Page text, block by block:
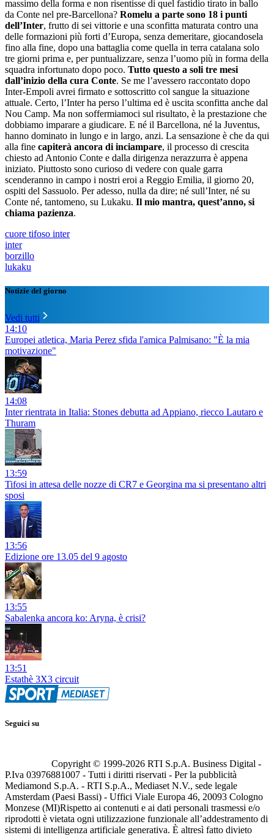
massimo della forma e non risentisse di quel fastidio tirato in ballo
da Conte nel pre-Barcellona? Romelu a parte sono 18 i punti
dell’Inter, frutto di sei vittorie e una sconfitta maturata contro una
delle formazioni più forti d’Europa, senza demeritare, giocandosela
fino alla fine, dopo una battaglia come quella in terra catalana solo
tre giorni prima e, per puntualizzare, senza l’uomo più in forma della
squadra infortunato dopo poco. Tutto questo a soli tre mesi
dall’inizio della cura Conte. Se me l’avessero raccontato dopo
Inter-Empoli avrei firmato e sottoscritto col sangue la situazione
attuale. Certo, l’Inter ha perso l’ultima ed è uscita sconfitta anche dal
Nou Camp. Ma non soffermiamoci sul risultato, è la prestazione che
dobbiamo imparare a giudicare. E né il Barcellona, né la Juventus,
hanno dominato in lungo e in largo, anzi. La sensazione è che da qui
alla fine capiterà ancora di inciampare, il processo di crescita
chiesto ad Antonio Conte e dalla dirigenza nerazzurra è appena
iniziato. Piuttosto sono curioso di vedere con quale garra
scenderanno in campo i nostri eroi a Reggio Emilia, il giorno 20,
ospiti del Sassuolo. Per adesso, nulla da dire; né sull’Inter, né su
Conte né, tantomeno, su Lukaku. Il mio mantra, quest’anno, si
chiama pazienza.
cuore tifoso inter
inter
borzillo
lukaku
Notizie del giorno
Vedi tutti
14:10
Europei atletica, Maria Perez sfida l'amica Palmisano: "È la mia
motivazione"
14:08
Inter rientrata in Italia: Stones debutta ad Appiano, riecco Lautaro e
Thuram
13:59
Tifosi in attesa delle nozze di CR7 e Georgina ma si presentano altri
sposi
13:56
Edizione ore 13.05 del 9 agosto
13:55
Sabalenka ancora ko: Aryna, è crisi?
13:51
Estathè 3X3 circuit
Seguici su
Copyright © 1999-2026 RTI S.p.A. Business Digital -
P.Iva 03976881007 - Tutti i diritti riservati - Per la pubblicità
Mediamond S.p.A. - RTI S.p.A., Mediaset N.V., sede legale
Amsterdam (Paesi Bassi) - Uffici Viale Europa 46, 20093 Cologno
Monzese (MI)Rispetto ai contenuti e ai dati personali trasmessi e/o
riprodotti è vietata ogni utilizzazione funzionale all’addestramento di
sistemi di intelligenza artificiale generativa. È altresì fatto divieto